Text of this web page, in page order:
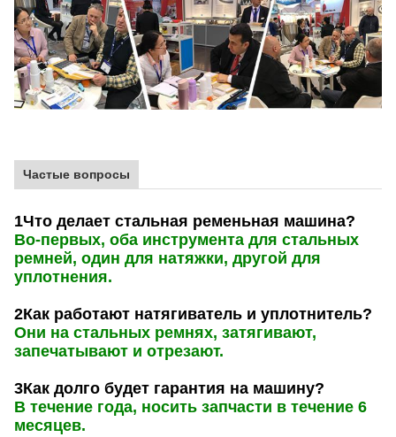
Частые вопросы
1Что делает стальная ременьная машина?
Во-первых, оба инструмента для стальных
ремней, один для натяжки, другой для
уплотнения.
2Как работают натягиватель и уплотнитель?
Они на стальных ремнях, затягивают,
запечатывают и отрезают.
3Как долго будет гарантия на машину?
В течение года, носить запчасти в течение 6
месяцев.